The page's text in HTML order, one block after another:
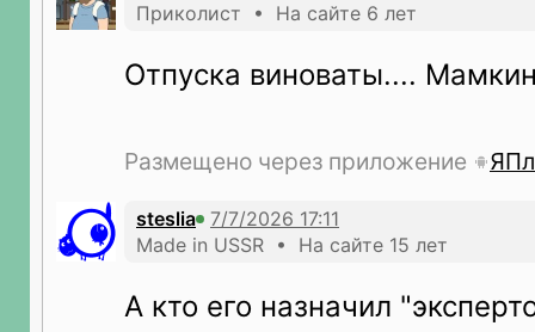
Приколист • На сайте 6 лет
Отпуска виноваты....
Размещено через приложение
steslia
Made in USSR • На сайте 15 лет
А кто его назначил